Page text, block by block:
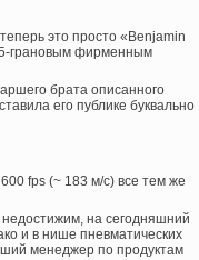
это просто «Benjamin
грановым фирменным
брата описанного
его публике буквально
fps (~ 183 м/с) все тем же
на сегодняшний
и в нише пневматических
менеджер по продуктам